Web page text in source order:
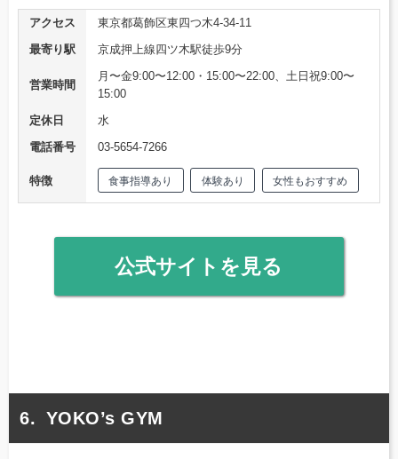
アクセス
東京都葛飾区東四つ木4-34-11
最寄り駅
京成押上線四ツ木駅徒歩9分
営業時間
月〜金9:00〜12:00・15:00〜22:00、土日祝9:00〜
15:00
定休日
水
電話番号
03-5654-7266
特徴 食事指導あり 体験あり 女性もおすすめ
公式サイトを見る
YOKO’s GYM